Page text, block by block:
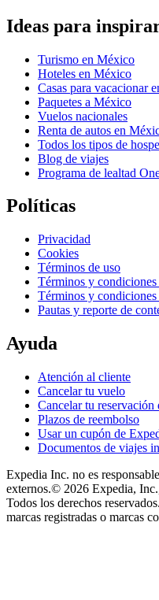
Ideas para
Turismo en México
Hoteles en México
Casas para vacacionar
Paquetes a México
Vuelos nacionales
Renta de autos en
Todos los tipos de
Blog de viajes
Programa de lealtad
Políticas
Privacidad
Cookies
Términos de uso
Términos y
Términos y
Pautas y reporte de
Ayuda
Atención al cliente
Cancelar tu vuelo
Cancelar tu reservación
Plazos de reembolso
Usar un cupón de
Documentos de viajes
Expedia Inc. no es
externos.© 2026 Expedia,
Todos los derechos
marcas registradas o marcas